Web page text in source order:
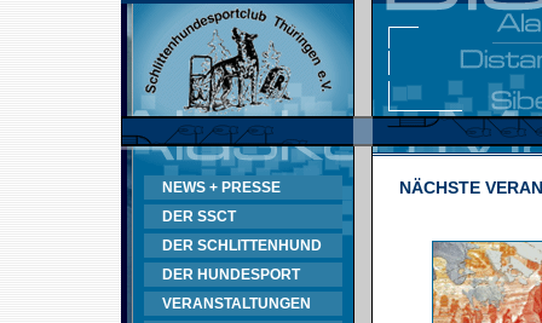
NEWS + PRESSE
DER SSCT
DER SCHLITTENHUND
DER HUNDESPORT
VERANSTALTUNGEN
NÄCHSTE